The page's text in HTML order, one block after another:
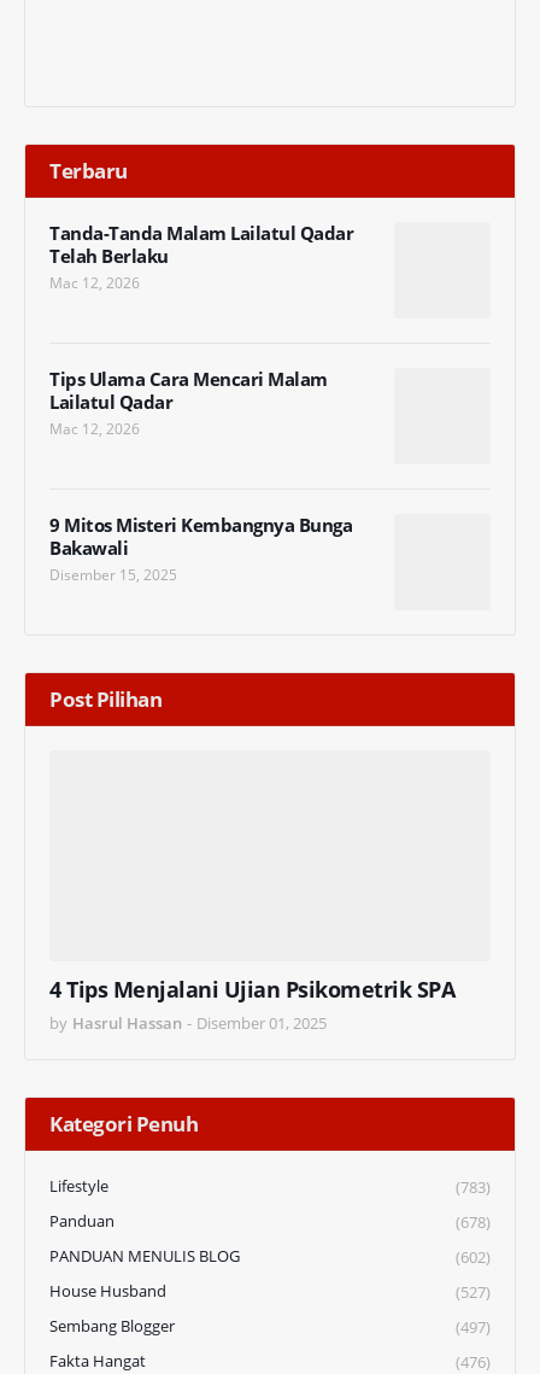
Terbaru
Tanda-Tanda Malam Lailatul Qadar
Telah Berlaku
Mac 12, 2026
Tips Ulama Cara Mencari Malam
Lailatul Qadar
Mac 12, 2026
9 Mitos Misteri Kembangnya Bunga
Bakawali
Disember 15, 2025
Post Pilihan
4 Tips Menjalani Ujian Psikometrik SPA
by Hasrul Hassan - Disember 01, 2025
Kategori Penuh
Lifestyle
(783)
Panduan
(678)
PANDUAN MENULIS BLOG
(602)
House Husband
(527)
Sembang Blogger
(497)
Fakta Hangat
(476)